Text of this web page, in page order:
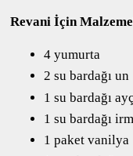
Revani İçin
4 yumurta
2 su bardağı un
1 su bardağı
1 su bardağı
1 paket vanilya